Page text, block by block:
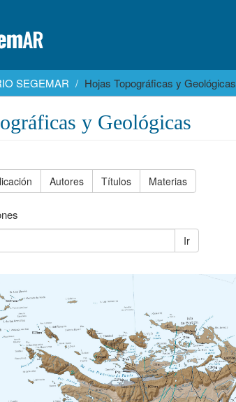
SEGEMAR Hojas Topográficas y Geológicas
y Geológicas
Autores Títulos Materias
Ir